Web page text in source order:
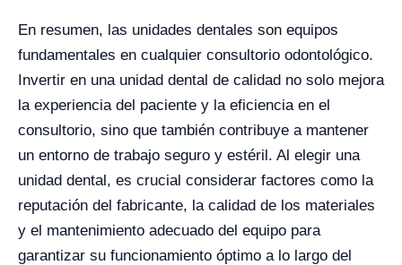
En resumen, las unidades dentales son equipos
fundamentales en cualquier consultorio odontológico.
Invertir en una unidad dental de calidad no solo mejora
la experiencia del paciente y la eficiencia en el
consultorio, sino que también contribuye a mantener
un entorno de trabajo seguro y estéril. Al elegir una
unidad dental, es crucial considerar factores como la
reputación del fabricante, la calidad de los materiales
y el mantenimiento adecuado del equipo para
garantizar su funcionamiento óptimo a lo largo del